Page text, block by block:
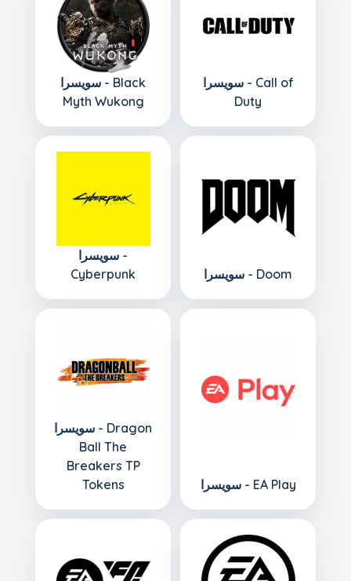
سويسرا - Black
Myth Wukong
سويسرا - Call of
Duty
سويسرا -
Cyberpunk
سويسرا - Doom
سويسرا - Dragon
Ball The
Breakers TP
Tokens
سويسرا - EA Play